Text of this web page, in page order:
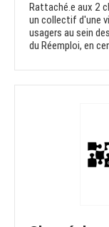
Rattaché.e aux 2
un collectif d'une
usagers au sein
du Réemploi, en